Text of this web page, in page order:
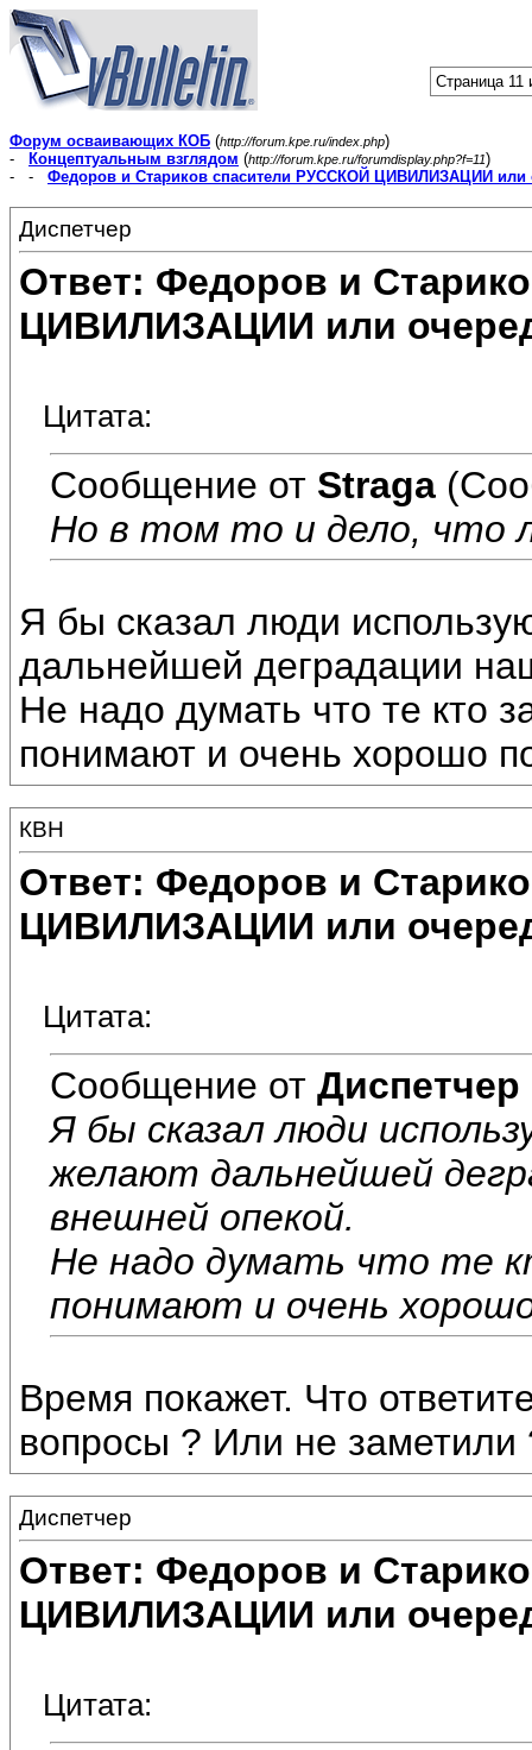
Страница 11
Форум осваивающих КОБ (http://forum.kpe.ru/index.php)
-
Концептуальным взглядом (http://forum.kpe.ru/forumdisplay.php?f=11)
- - Федоров и Стариков спасители РУССКОЙ ЦИВИЛИЗАЦИИ или
Диспетчер
Ответ: Федоров и
ЦИВИЛИЗАЦИИ или
Цитата:
Сообщение от Straga
Но в том то и дело, что
Я бы сказал люди
дальнейшей деградации
Не надо думать что те кто
понимают и очень хорошо
КВН
Ответ: Федоров и
ЦИВИЛИЗАЦИИ или
Цитата:
Сообщение от Диспетчер
Я бы сказал люди
желают дальнейшей
внешней опекой.
Не надо думать что те
понимают и очень
Время покажет. Что
вопросы ? Или не заметили
Диспетчер
Ответ: Федоров и
ЦИВИЛИЗАЦИИ или
Цитата: